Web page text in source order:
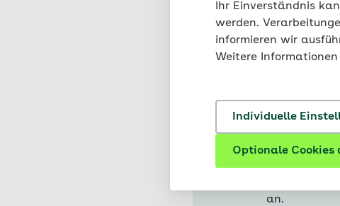
Ihr Einverständnis
werden.
informieren wir
Weitere
Individuelle
Optionale Cookies
Am
an der Haut
In der
Im kleinen
die aufgrund
werden.
an.